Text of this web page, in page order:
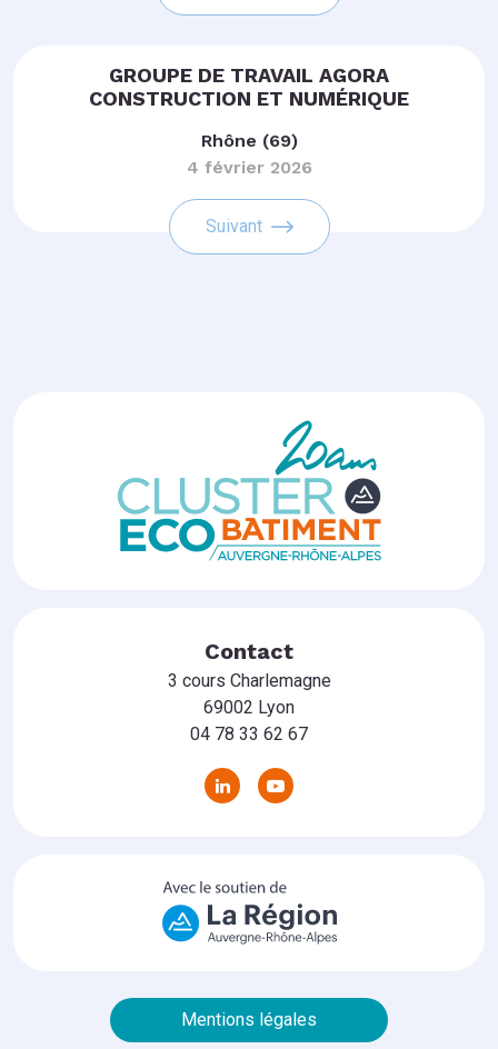
GROUPE DE TRAVAIL AGORA
CONSTRUCTION ET NUMÉRIQUE
Rhône (69)
4 février 2026
Suivant
Contact
3 cours Charlemagne
69002 Lyon
04 78 33 62 67
Mentions légales